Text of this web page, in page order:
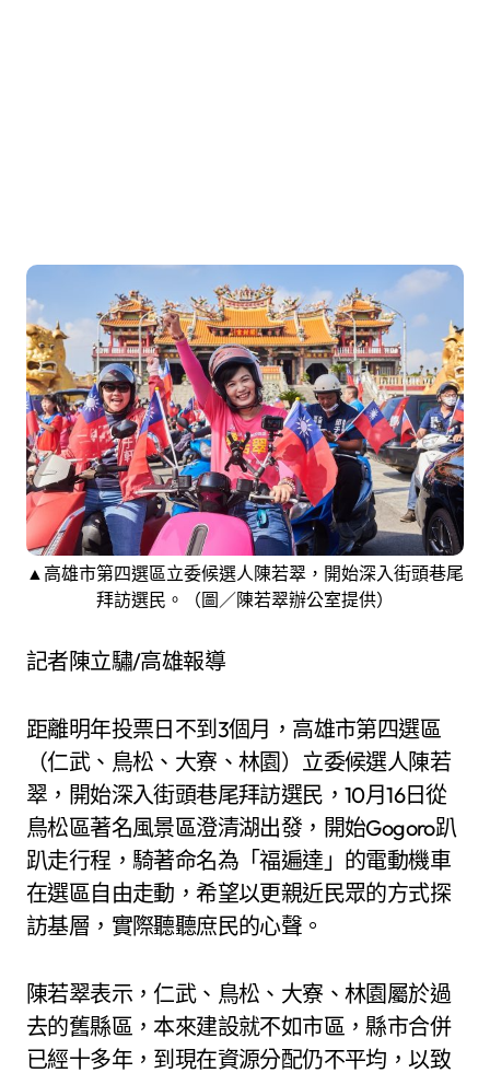
▲高雄市第四選區立委候選人陳若翠，開始深入街頭巷尾
拜訪選民。（圖／陳若翠辦公室提供）
記者陳立驌/高雄報導
距離明年投票日不到3個月，高雄市第四選區
（仁武、鳥松、大寮、林園）立委候選人陳若
翠，開始深入街頭巷尾拜訪選民，10月16日從
鳥松區著名風景區澄清湖出發，開始Gogoro趴
趴走行程，騎著命名為「福遍達」的電動機車
在選區自由走動，希望以更親近民眾的方式探
訪基層，實際聽聽庶民的心聲。
陳若翠表示，仁武、鳥松、大寮、林園屬於過
去的舊縣區，本來建設就不如市區，縣市合併
已經十多年，到現在資源分配仍不平均，以致